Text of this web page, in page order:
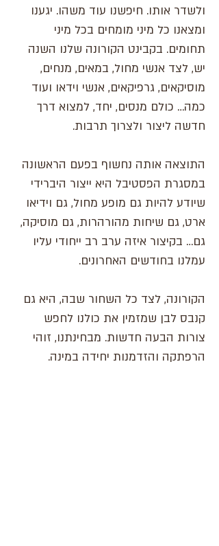
ולשדר אותו. חיפשנו עוד משהו. יגענו
ומצאנו כל מיני מומחים בכל מיני
תחומים. בקבינט הקורונה שלנו השנה
יש, לצד אנשי מחול, במאים, מנחים,
מוסיקאים, גרפיקאים, אנשי וידאו ועוד
כמה… כולם מנסים, יחד, למצוא דרך
חדשה ליצור ולצרוך תרבות.
התוצאה אותה נחשוף בפעם הראשונה
במסגרת הפסטיבל היא ייצור היברידי
שיודע להיות גם מופע מחול, גם וידיאו
ארט, גם שיחות מהורהרות, גם מוסיקה,
גם… בקיצור איזה ערב רב ייחודי עליו
עמלנו בחודשים האחרונים.
הקורונה, לצד כל השחור שבה, היא גם
קנבס לבן שמזמין את כולנו לחפש
צורות הבעה חדשות. מבחינתנו, זוהי
הרפתקה והזדמנות יחידה במינה.